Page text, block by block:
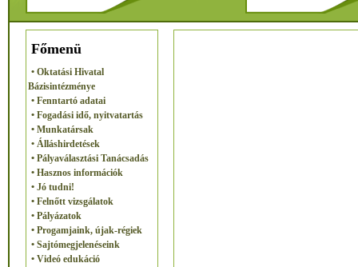
Főmenü
• Oktatási Hivatal
Bázisintézménye
• Fenntartó adatai
• Fogadási idő, nyitvatartás
• Munkatársak
• Álláshirdetések
• Pályaválasztási Tanácsadás
• Hasznos információk
• Jó tudni!
• Felnőtt vizsgálatok
• Pályázatok
• Progamjaink, újak-régiek
• Sajtómegjelenéseink
• Videó edukáció